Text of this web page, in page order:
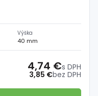
Výška
40 mm
3,85 €bez DPH
4,74 €s DPH